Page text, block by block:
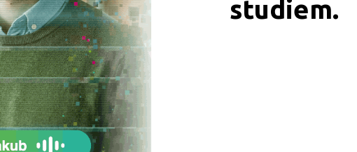
studiem.
Česká Lípa (1)
České Budějovice (2)
Děčín (2)
Domažlice (1)
Havlíčkův Brod (3)
Hradec Králové (2)